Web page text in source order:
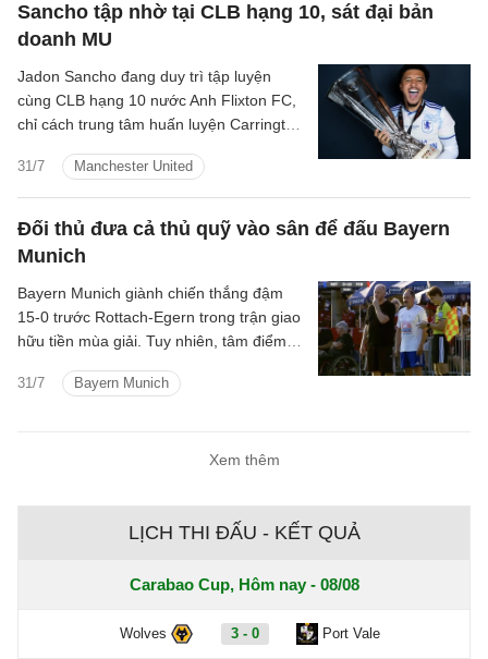
Sancho tập nhờ tại CLB hạng 10, sát đại bản
doanh MU
31/7 Manchester United
Jadon Sancho đang duy trì tập luyện
cùng CLB hạng 10 nước Anh Flixton FC,
chỉ cách trung tâm huấn luyện Carrington
Đối thủ đưa cả thủ quỹ vào sân để đấu Bayern
Munich
31/7 Bayern Munich
Bayern Munich giành chiến thắng đậm
15-0 trước Rottach-Egern trong trận giao
hữu tiền mùa giải. Tuy nhiên, tâm điểm
Tám nước Đức khi họ tung chính thủ quỹ
Xem thêm
LỊCH THI ĐẤU - KẾT QUẢ
Carabao Cup, Hôm nay - 08/08
Wolves 3 - 0 Port Vale